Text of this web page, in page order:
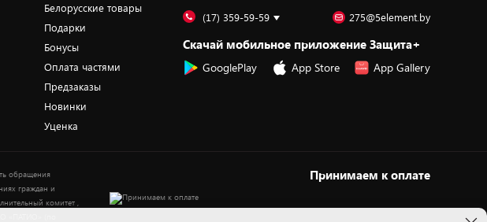
Белорусские товары
Подарки
Бонусы
Оплата частями
Предзаказы
Новинки
Уценка
(17) 359-59-59 275@5element.by
Скачай мобильное приложение Защита+
GooglePlay App Store App Gallery
обращения
граждан и
комитет ,
Принимаем к оплате